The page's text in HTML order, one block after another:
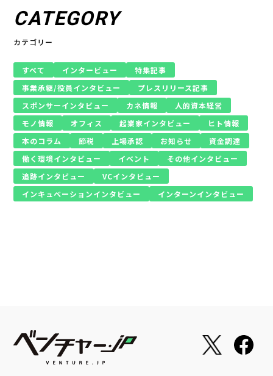
CATEGORY
カテゴリー
すべて インタービュー
特集記事
事業承継/役員インタビュー
プレスリリース記事
スポンサーインタビュー
カネ情報
人的資本経営
モノ情報
オフィス 起業家インタビュー
ヒト情報
本のコラム
節税 上場承認 お知らせ
資金調達
働く環境インタビュー
イベント
その他インタビュー
追跡インタビュー
VCインタビュー
インキュベーションインタビュー
インターンインタビュー